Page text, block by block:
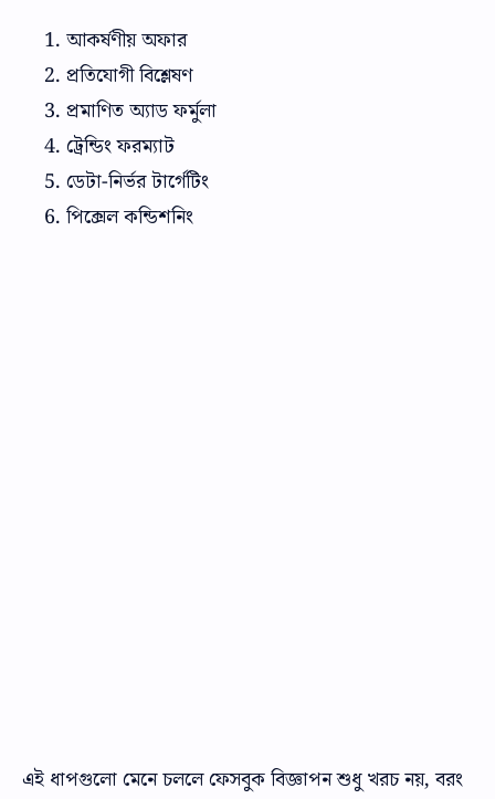
আকর্ষণীয় অফার
প্রতিযোগী বিশ্লেষণ
প্রমাণিত অ্যাড ফর্মুলা
ট্রেন্ডিং ফরম্যাট
ডেটা-নির্ভর টার্গেটিং
পিক্সেল কন্ডিশনিং
এই ধাপগুলো মেনে চললে ফেসবুক বিজ্ঞাপন শুধু খরচ নয়, বরং